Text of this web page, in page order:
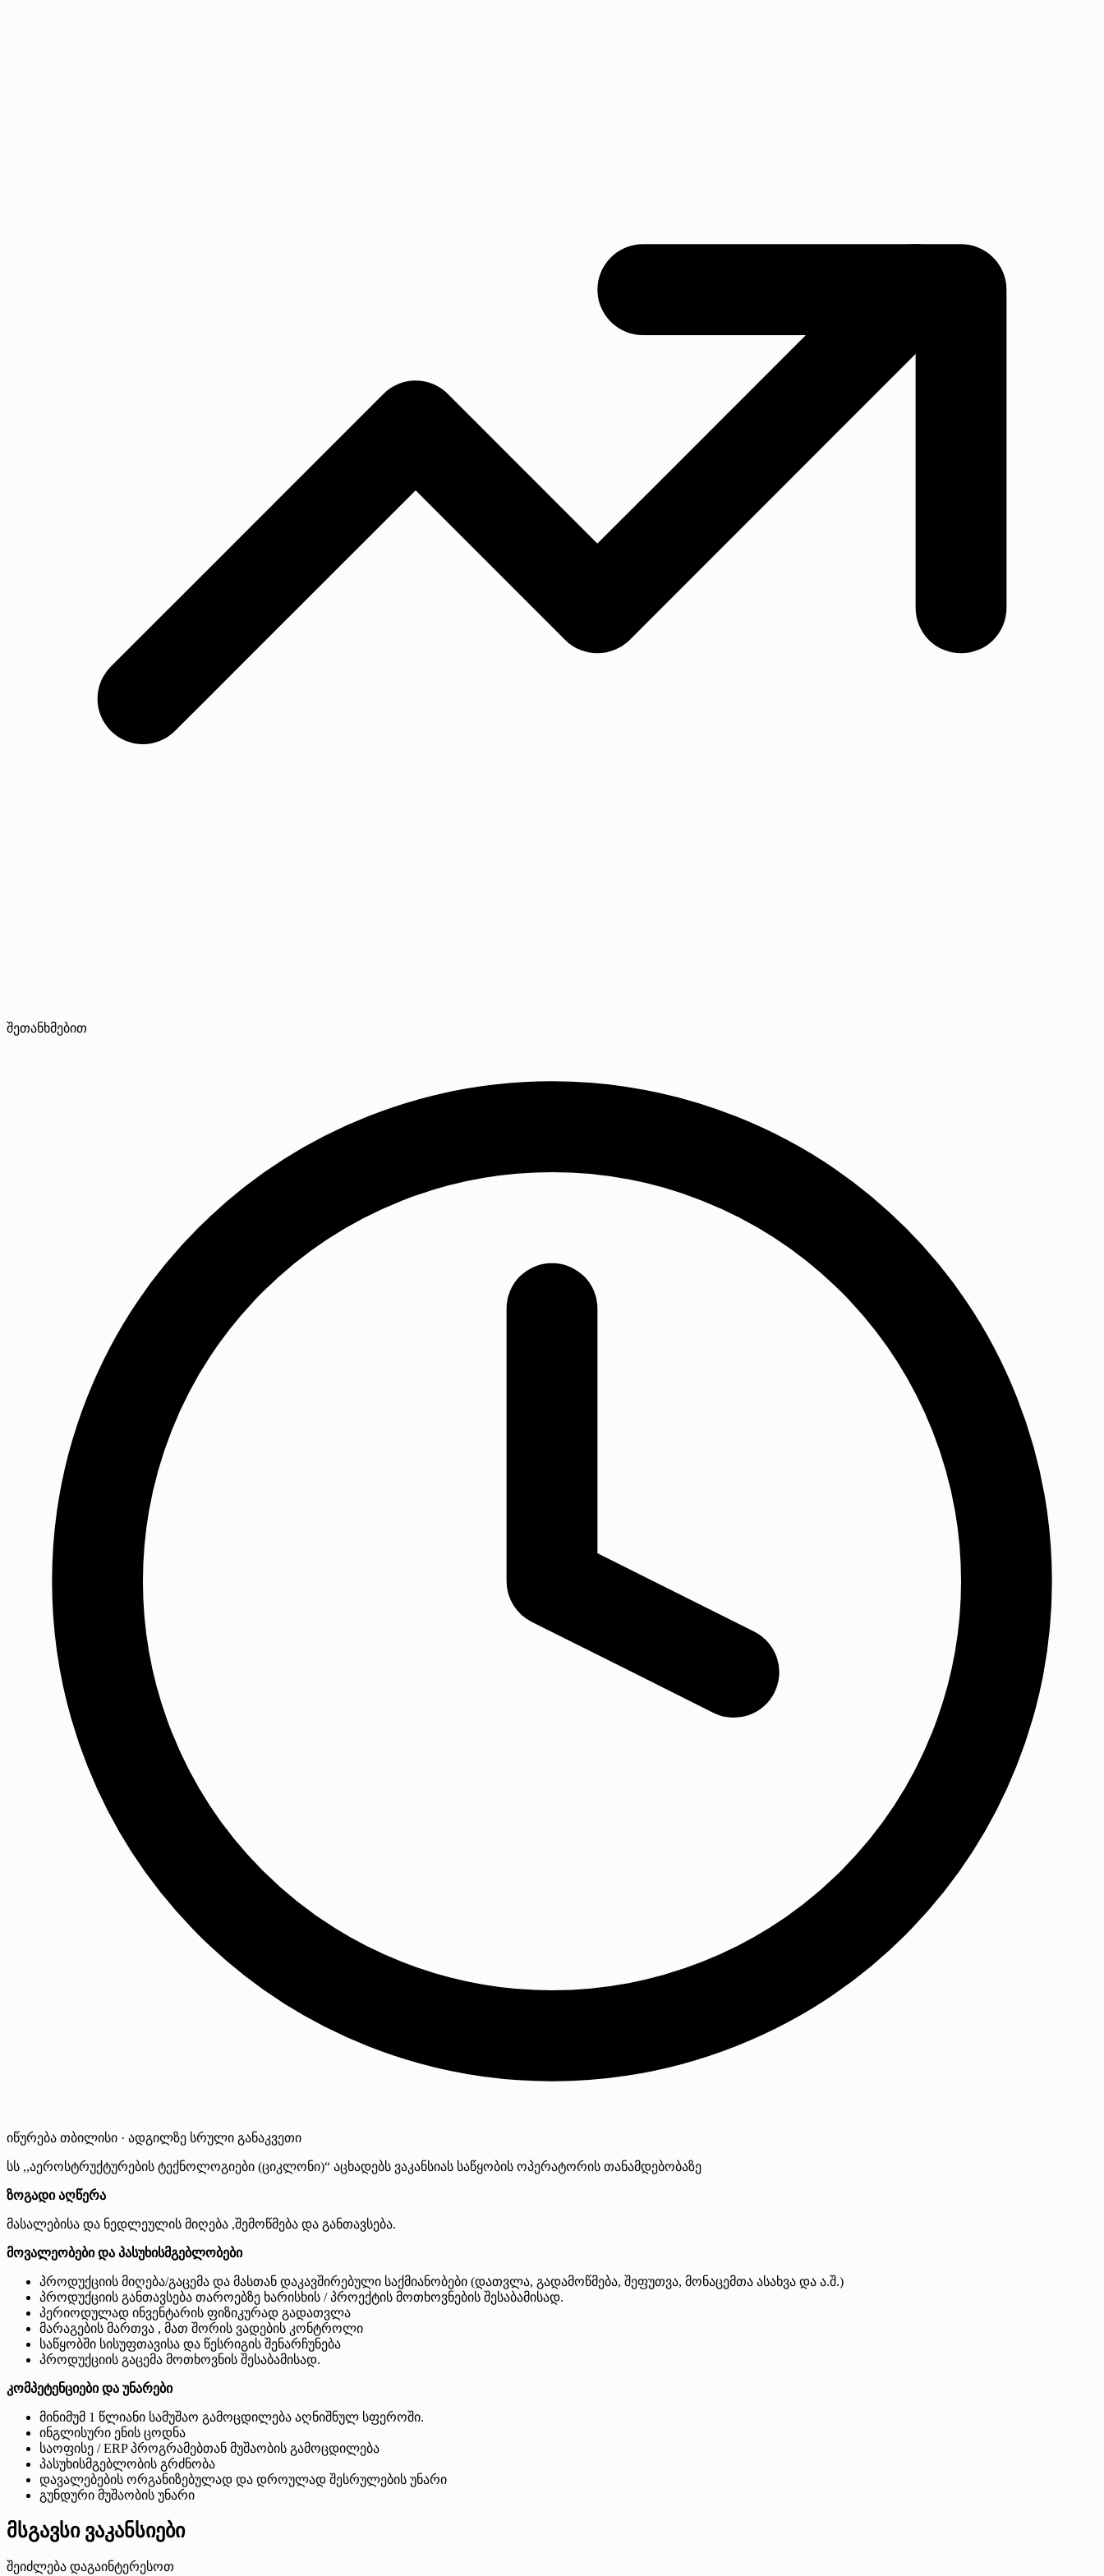
შეთანხმებით
იწურება თბილისი · ადგილზე სრული განაკვეთი
სს ,,აეროსტრუქტურების ტექნოლოგიები (ციკლონი)“ აცხადებს ვაკანსიას საწყობის ოპერატორის თანამდებობაზე
ზოგადი აღწერა
მასალებისა და ნედლეულის მიღება ,შემოწმება და განთავსება.
მოვალეობები და პასუხისმგებლობები
პროდუქციის მიღება/გაცემა და მასთან დაკავშირებული საქმიანობები (დათვლა, გადამოწმება, შეფუთვა, მონაცემთა ასახვა და ა.შ.)
პროდუქციის განთავსება თაროებზე ხარისხის / პროექტის მოთხოვნების შესაბამისად.
პერიოდულად ინვენტარის ფიზიკურად გადათვლა
მარაგების მართვა , მათ შორის ვადების კონტროლი
საწყობში სისუფთავისა და წესრიგის შენარჩუნება
პროდუქციის გაცემა მოთხოვნის შესაბამისად.
კომპეტენციები და უნარები
მინიმუმ 1 წლიანი სამუშაო გამოცდილება აღნიშნულ სფეროში.
ინგლისური ენის ცოდნა
საოფისე / ERP პროგრამებთან მუშაობის გამოცდილება
პასუხისმგებლობის გრძნობა
დავალებების ორგანიზებულად და დროულად შესრულების უნარი
გუნდური მუშაობის უნარი
მსგავსი ვაკანსიები
შეიძლება დაგაინტერესოთ